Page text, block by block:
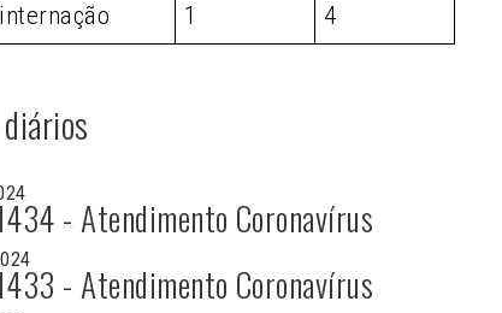
1 4
- Atendimento Coronavírus
- Atendimento Coronavírus